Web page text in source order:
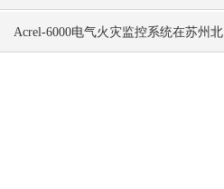
用
Acrel-6000电气火灾监控系统在苏州北